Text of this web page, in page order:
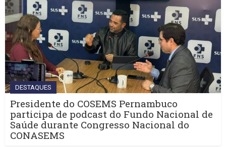
DESTAQUES
Presidente do COSEMS Pernambuco
participa de podcast do Fundo Nacional de
Saúde durante Congresso Nacional do
CONASEMS